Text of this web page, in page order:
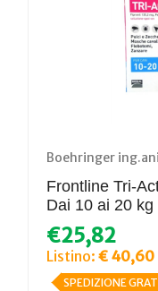
Boehringer
Frontline Tri-
Dai 10 ai 20 kg
€25,82
Listino: € 40,60
SPEDIZIONE